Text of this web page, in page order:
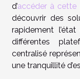
d’accéder à cette
découvrir des
rapidement
différentes
centralisé
une tranquillité